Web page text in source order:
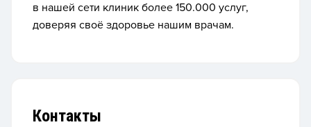
в нашей сети клиник более 150.000 услуг,
доверяя своё здоровье нашим врачам.
Контакты